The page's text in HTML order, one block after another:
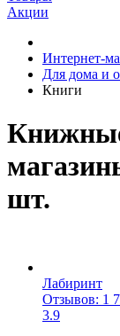
Акции
Интернет-
Для дома и
Книги
шт.
Лабиринт
Отзывов: 1
3.9